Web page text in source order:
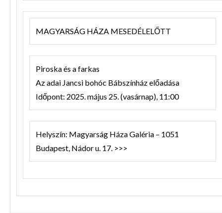
MAGYARSÁG HÁZA MESEDÉLELŐTT
Piroska és a farkas
Az adai Jancsi bohóc Bábszínház előadása
Időpont: 2025. május 25. (vasárnap), 11:00
Helyszín: Magyarság Háza Galéria – 1051
Budapest, Nádor u. 17. >>>